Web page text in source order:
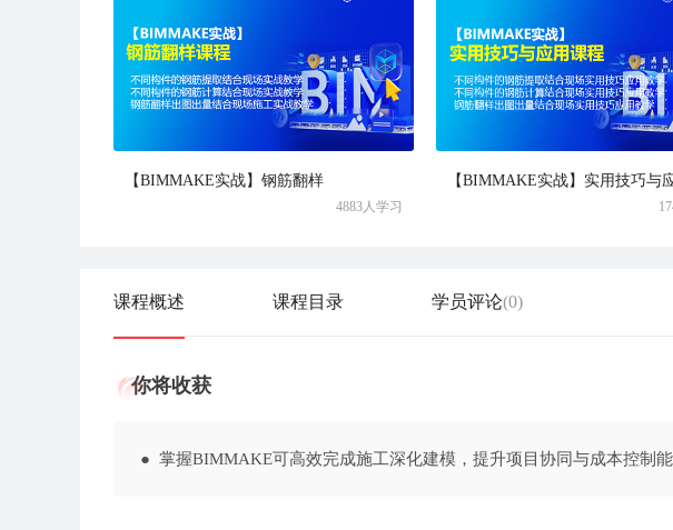
【BIMMAKE实战】钢筋翻样
4883人学习
【BIMMAKE实战】实用技巧与
课程概述 课程目录 学员评论(0)
你将收获
● 掌握BIMMAKE可高效完成施工深化建模，提升项目协同与成本控制